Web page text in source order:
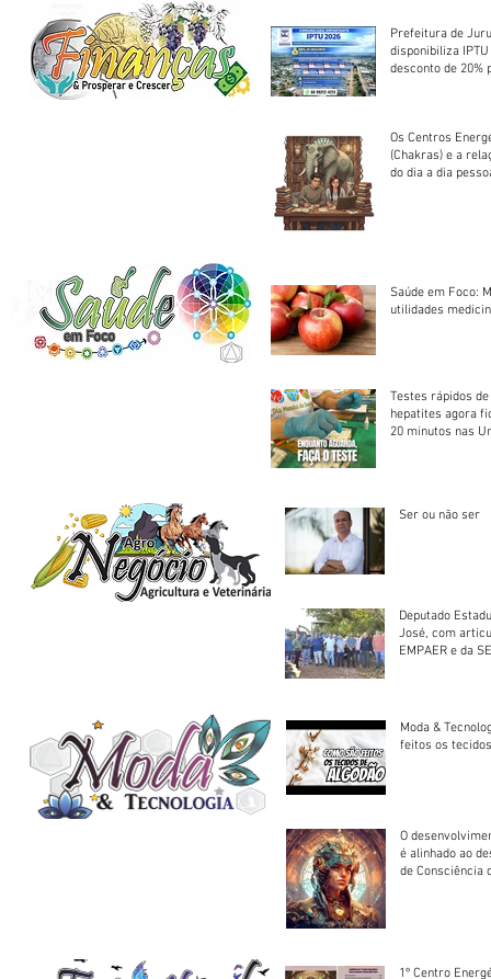
Prefeitura de
disponibiliza
desconto de 20%
Os Centros
(Chakras) e a
do dia a dia
Saúde em Foco:
utilidades
Testes rápidos
hepatites agora
20 minutos nas
Ser ou não ser
Deputado
José, com
EMPAER e da
Moda &
feitos os
O
é alinhado ao
de Consciência
1º Centro